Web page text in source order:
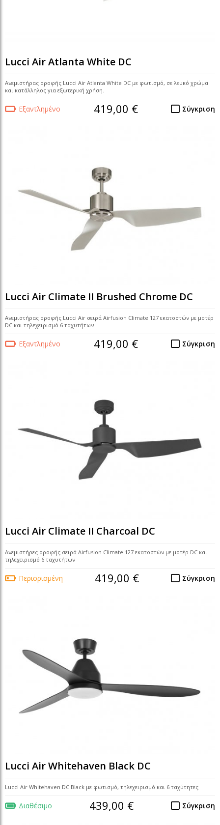
Lucci Air Atlanta White DC
Ανεμιστήρας οροφής Lucci Air Atlanta White DC με φωτισμό, σε λευκό χρώμα
και κατάλληλος για εξωτερική χρήση.
Εξαντλημένο Σύγκριση
419,00 €
Lucci Air Climate II Brushed Chrome DC
Ανεμιστήρας οροφής Lucci Air σειρά Airfusion Climate 127 εκατοστών με μοτέρ
DC και τηλεχειρισμό 6 ταχυτήτων
Εξαντλημένο Σύγκριση
419,00 €
Lucci Air Climate II Charcoal DC
Ανεμιστήρες οροφής σειρά Airfusion Climate 127 εκατοστών με μοτέρ DC και
τηλεχειρισμό 6 ταχυτήτων
Περιορισμένη Σύγκριση
419,00 €
Lucci Air Whitehaven Black DC
Lucci Air Whitehaven DC Black με φωτισμό, τηλεχειρισμό και 6 ταχύτητες
Διαθέσιμο Σύγκριση
439,00 €